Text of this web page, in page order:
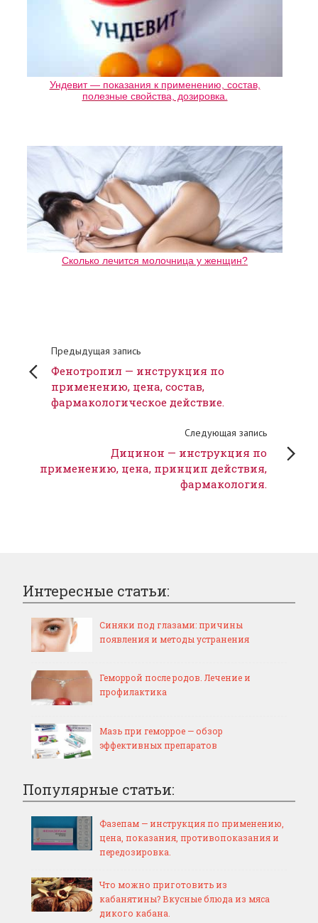
Ундевит — показания к применению, состав,
полезные свойства, дозировка.
Сколько лечится молочница у женщин?
Предыдущая запись
Фенотропил — инструкция по
применению, цена, состав,
фармакологическое действие.
Следующая запись
Дицинон — инструкция по
применению, цена, принцип действия,
фармакология.
Интересные статьи:
Синяки под глазами: причины
появления и методы устранения
Геморрой после родов. Лечение и
профилактика
Мазь при геморрое — обзор
эффективных препаратов
Популярные статьи:
Фазепам — инструкция по применению,
цена, показания, противопоказания и
передозировка.
Что можно приготовить из
кабанятины? Вкусные блюда из мяса
дикого кабана.